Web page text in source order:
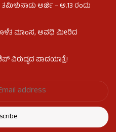
ಅರ್ಜಿ – ಆ.13 ರಂದು
ಮಾಂಸ, ಅವಧಿ ಮೀರಿದ
ವಿರುದ್ಧದ ಪಾದಯಾತ್ರೆ!